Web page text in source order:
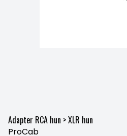
Adapter RCA hun > XLR hun
ProCab